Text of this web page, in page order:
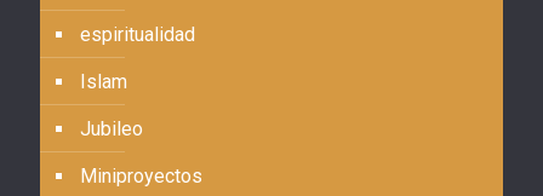
espiritualidad
Islam
Jubileo
Miniproyectos